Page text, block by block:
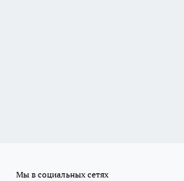
Мы в социальных сетях